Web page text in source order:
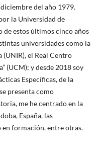
del año 1979.
la Universidad de
de estos últimos cinco años
universidades como la
el Real Centro
(UCM); y desde 2018 soy
Específicas, de la
presenta como
me he centrado en la
España, las
formación, entre otras.